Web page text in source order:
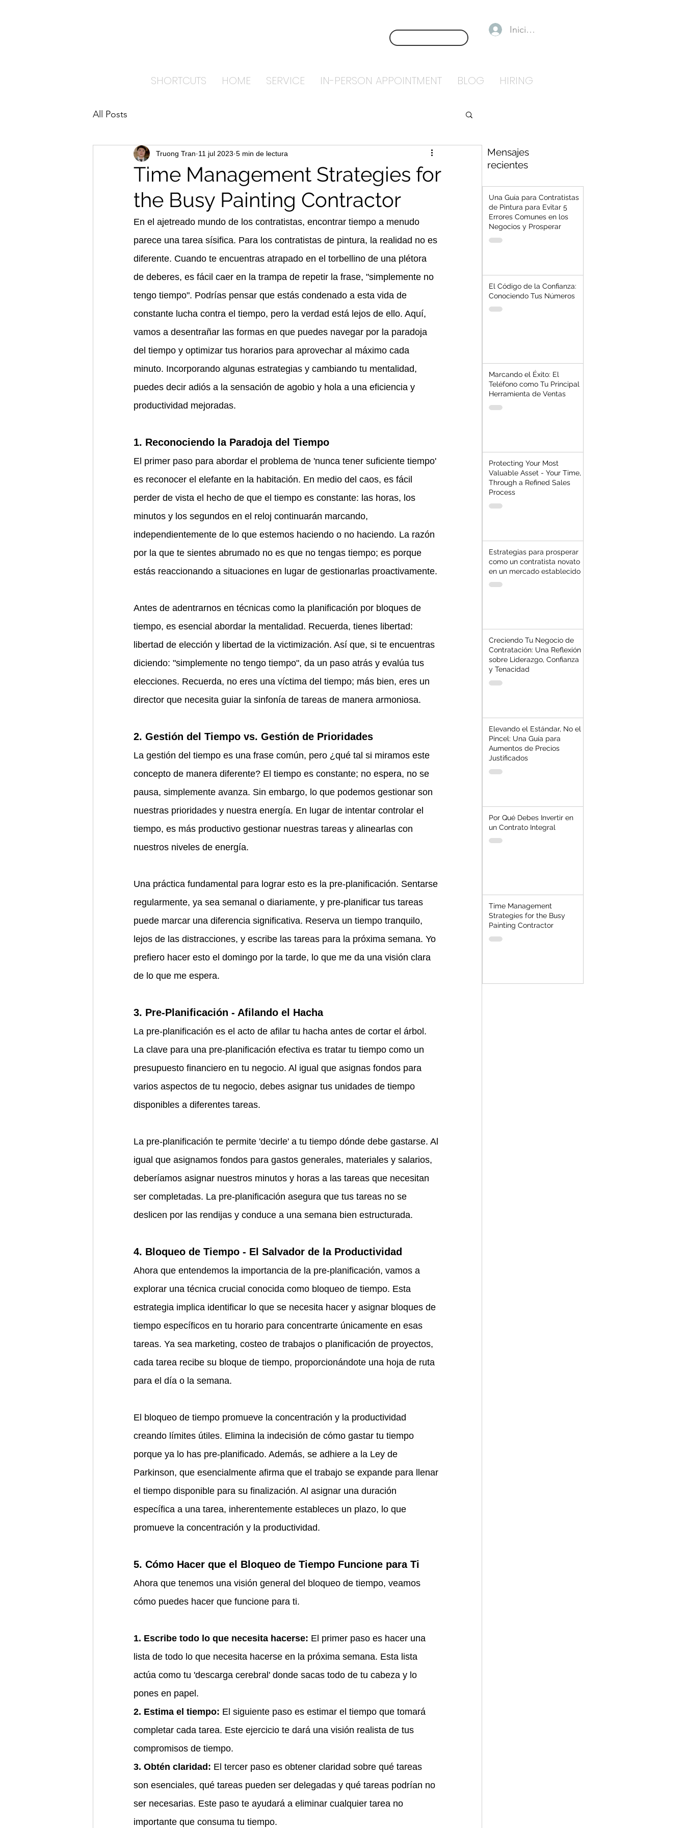
CONTÁCTENOS
Iniciar sesión
SHORTCUTS HOME SERVICE IN-PERSON APPOINTMENT BLOG HIRING
All Posts
Time Management Strategies for
the Busy Painting Contractor
Truong Tran 11 jul 2023 5 min de lectura
En el ajetreado mundo de los contratistas, encontrar tiempo a menudo
parece una tarea sísifica. Para los contratistas de pintura, la realidad no es
diferente. Cuando te encuentras atrapado en el torbellino de una plétora
de deberes, es fácil caer en la trampa de repetir la frase, "simplemente no
tengo tiempo". Podrías pensar que estás condenado a esta vida de
constante lucha contra el tiempo, pero la verdad está lejos de ello. Aquí,
vamos a desentrañar las formas en que puedes navegar por la paradoja
del tiempo y optimizar tus horarios para aprovechar al máximo cada
minuto. Incorporando algunas estrategias y cambiando tu mentalidad,
puedes decir adiós a la sensación de agobio y hola a una eficiencia y
productividad mejoradas.
1. Reconociendo la Paradoja del Tiempo
El primer paso para abordar el problema de 'nunca tener suficiente tiempo'
es reconocer el elefante en la habitación. En medio del caos, es fácil
perder de vista el hecho de que el tiempo es constante: las horas, los
minutos y los segundos en el reloj continuarán marcando,
independientemente de lo que estemos haciendo o no haciendo. La razón
por la que te sientes abrumado no es que no tengas tiempo; es porque
estás reaccionando a situaciones en lugar de gestionarlas proactivamente.
Antes de adentrarnos en técnicas como la planificación por bloques de
tiempo, es esencial abordar la mentalidad. Recuerda, tienes libertad:
libertad de elección y libertad de la victimización. Así que, si te encuentras
diciendo: "simplemente no tengo tiempo", da un paso atrás y evalúa tus
elecciones. Recuerda, no eres una víctima del tiempo; más bien, eres un
director que necesita guiar la sinfonía de tareas de manera armoniosa.
2. Gestión del Tiempo vs. Gestión de Prioridades
La gestión del tiempo es una frase común, pero ¿qué tal si miramos este
concepto de manera diferente? El tiempo es constante; no espera, no se
pausa, simplemente avanza. Sin embargo, lo que podemos gestionar son
nuestras prioridades y nuestra energía. En lugar de intentar controlar el
tiempo, es más productivo gestionar nuestras tareas y alinearlas con
nuestros niveles de energía.
Una práctica fundamental para lograr esto es la pre-planificación. Sentarse
regularmente, ya sea semanal o diariamente, y pre-planificar tus tareas
puede marcar una diferencia significativa. Reserva un tiempo tranquilo,
lejos de las distracciones, y escribe las tareas para la próxima semana. Yo
prefiero hacer esto el domingo por la tarde, lo que me da una visión clara
de lo que me espera.
3. Pre-Planificación - Afilando el Hacha
La pre-planificación es el acto de afilar tu hacha antes de cortar el árbol.
La clave para una pre-planificación efectiva es tratar tu tiempo como un
presupuesto financiero en tu negocio. Al igual que asignas fondos para
varios aspectos de tu negocio, debes asignar tus unidades de tiempo
disponibles a diferentes tareas.
La pre-planificación te permite 'decirle' a tu tiempo dónde debe gastarse. Al
igual que asignamos fondos para gastos generales, materiales y salarios,
deberíamos asignar nuestros minutos y horas a las tareas que necesitan
ser completadas. La pre-planificación asegura que tus tareas no se
deslicen por las rendijas y conduce a una semana bien estructurada.
4. Bloqueo de Tiempo - El Salvador de la Productividad
Ahora que entendemos la importancia de la pre-planificación, vamos a
explorar una técnica crucial conocida como bloqueo de tiempo. Esta
estrategia implica identificar lo que se necesita hacer y asignar bloques de
tiempo específicos en tu horario para concentrarte únicamente en esas
tareas. Ya sea marketing, costeo de trabajos o planificación de proyectos,
cada tarea recibe su bloque de tiempo, proporcionándote una hoja de ruta
para el día o la semana.
El bloqueo de tiempo promueve la concentración y la productividad
creando límites útiles. Elimina la indecisión de cómo gastar tu tiempo
porque ya lo has pre-planificado. Además, se adhiere a la Ley de
Parkinson, que esencialmente afirma que el trabajo se expande para llenar
el tiempo disponible para su finalización. Al asignar una duración
específica a una tarea, inherentemente estableces un plazo, lo que
promueve la concentración y la productividad.
5. Cómo Hacer que el Bloqueo de Tiempo Funcione para Ti
Ahora que tenemos una visión general del bloqueo de tiempo, veamos
cómo puedes hacer que funcione para ti.
1. Escribe todo lo que necesita hacerse: El primer paso es hacer una
lista de todo lo que necesita hacerse en la próxima semana. Esta lista
actúa como tu 'descarga cerebral' donde sacas todo de tu cabeza y lo
pones en papel.
2. Estima el tiempo: El siguiente paso es estimar el tiempo que tomará
completar cada tarea. Este ejercicio te dará una visión realista de tus
compromisos de tiempo.
3. Obtén claridad: El tercer paso es obtener claridad sobre qué tareas
son esenciales, qué tareas pueden ser delegadas y qué tareas podrían no
ser necesarias. Este paso te ayudará a eliminar cualquier tarea no
importante que consuma tu tiempo.
Mensajes
recientes
Una Guía para Contratistas
de Pintura para Evitar 5
Errores Comunes en los
Negocios y Prosperar
El Código de la Confianza:
Conociendo Tus Números
Marcando el Éxito: El
Teléfono como Tu Principal
Herramienta de Ventas
Protecting Your Most
Valuable Asset - Your Time,
Through a Refined Sales
Process
Estrategias para prosperar
como un contratista novato
en un mercado establecido
Creciendo Tu Negocio de
Contratación: Una Reflexión
sobre Liderazgo, Confianza
y Tenacidad
Elevando el Estándar, No el
Pincel: Una Guía para
Aumentos de Precios
Justificados
Por Qué Debes Invertir en
un Contrato Integral
Time Management
Strategies for the Busy
Painting Contractor